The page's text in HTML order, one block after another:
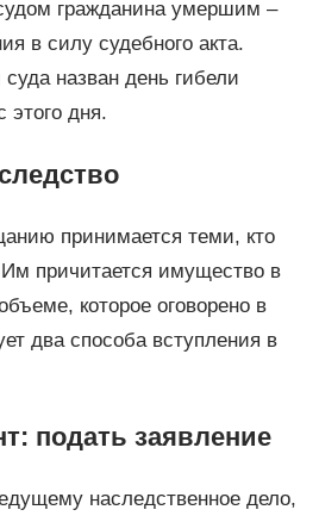
гражданина умершим –
в силу судебного акта.
назван день гибели
этого дня.
принимается теми, кто
причитается имущество в
которое оговорено в
два способа вступления в
подать заявление
наследственное дело,